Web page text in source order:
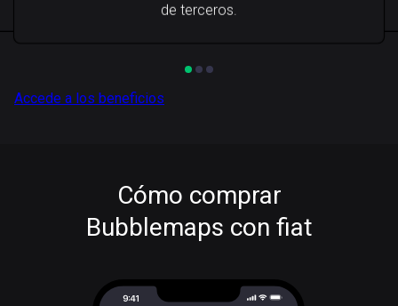
de terceros.
Accede a los beneficios
Cómo comprar
Bubblemaps con fiat